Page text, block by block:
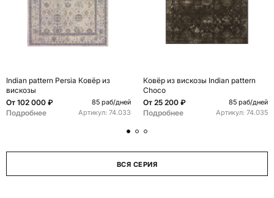
Indian pattern Persia Ковёр из
вискозы
От 102 000 ₽ 85 раб/дней
Подробнее Артикул: 74.033
Ковёр из вискозы Indian pattern
Choco
От 25 200 ₽ 85 раб/дней
Подробнее Артикул: 74.035
ВСЯ СЕРИЯ